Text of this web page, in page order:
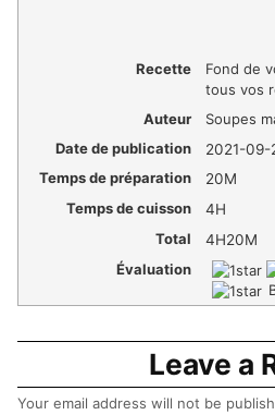
Recette
Fond de
tous vos
Auteur
Soupes
Date de publication
2021-09-
Temps de préparation
20M
Temps de cuisson
4H
Total
4H20M
Évaluation
Leave a
Your email address will not be